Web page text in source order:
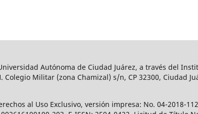
Autónoma de Ciudad Juárez, a través del
Militar (zona Chamizal) s/n, CP 32300, Ciudad
al Uso Exclusivo, versión impresa: No. 04-2018-